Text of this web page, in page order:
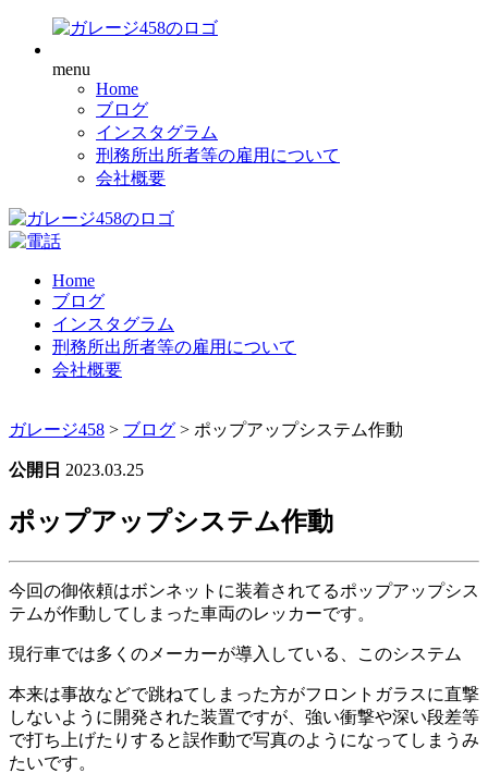
menu
Home
ブログ
インスタグラム
刑務所出所者等の雇用について
会社概要
Home
ブログ
インスタグラム
刑務所出所者等の雇用について
会社概要
ガレージ458 > ブログ > ポップアップシステム作動
公開日 2023.03.25
ポップアップシステム作動
今回の御依頼はボンネットに装着されてるポップアップシス
テムが作動してしまった車両のレッカーです。
現行車では多くのメーカーが導入している、このシステム
本来は事故などで跳ねてしまった方がフロントガラスに直撃
しないように開発された装置ですが、強い衝撃や深い段差等
で打ち上げたりすると誤作動で写真のようになってしまうみ
たいです。